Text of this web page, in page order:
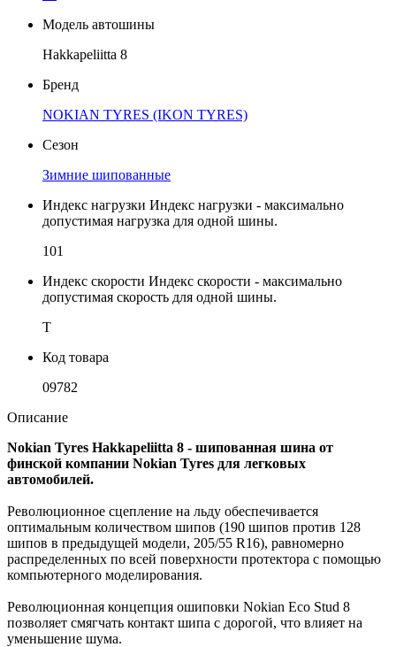
Модель автошины
Hakkapeliitta 8
Бренд
NOKIAN TYRES (IKON TYRES)
Сезон
Зимние шипованные
Индекс нагрузки Индекс нагрузки - максимально
допустимая нагрузка для одной шины.
101
Индекс скорости Индекс скорости - максимально
допустимая скорость для одной шины.
T
Код товара
09782
Описание
Nokian Tyres Hakkapeliitta 8 - шипованная шина от
финской компании Nokian Tyres для легковых
автомобилей.
Революционное сцепление на льду обеспечивается
оптимальным количеством шипов (190 шипов против 128
шипов в предыдущей модели, 205/55 R16), равномерно
распределенных по всей поверхности протектора с помощью
компьютерного моделирования.
Революционная концепция ошиповки Nokian Eco Stud 8
позволяет смягчать контакт шипа с дорогой, что влияет на
уменьшение шума.